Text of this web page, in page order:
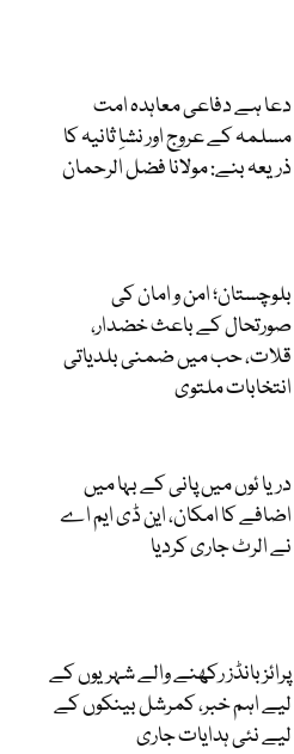
دعا ہے دفاعی معاہدہ امت
مسلمہ کے عروج اور نشاِ ثانیہ کا
ذریعہ بنے: مولانا فضل الرحمان
بلوچستان؛ امن و امان کی
صورتحال کے باعث خضدار،
قلات، حب میں ضمنی بلدیاتی
انتخابات ملتوی
دریا ئوں میں پانی کے بہا میں
اضافے کا امکان، این ڈی ایم اے
نے الرٹ جاری کردیا
پرائز بانڈز رکھنے والے شہریوں کے
لیے اہم خبر، کمرشل بینکوں کے
لیے نئی ہدایات جاری